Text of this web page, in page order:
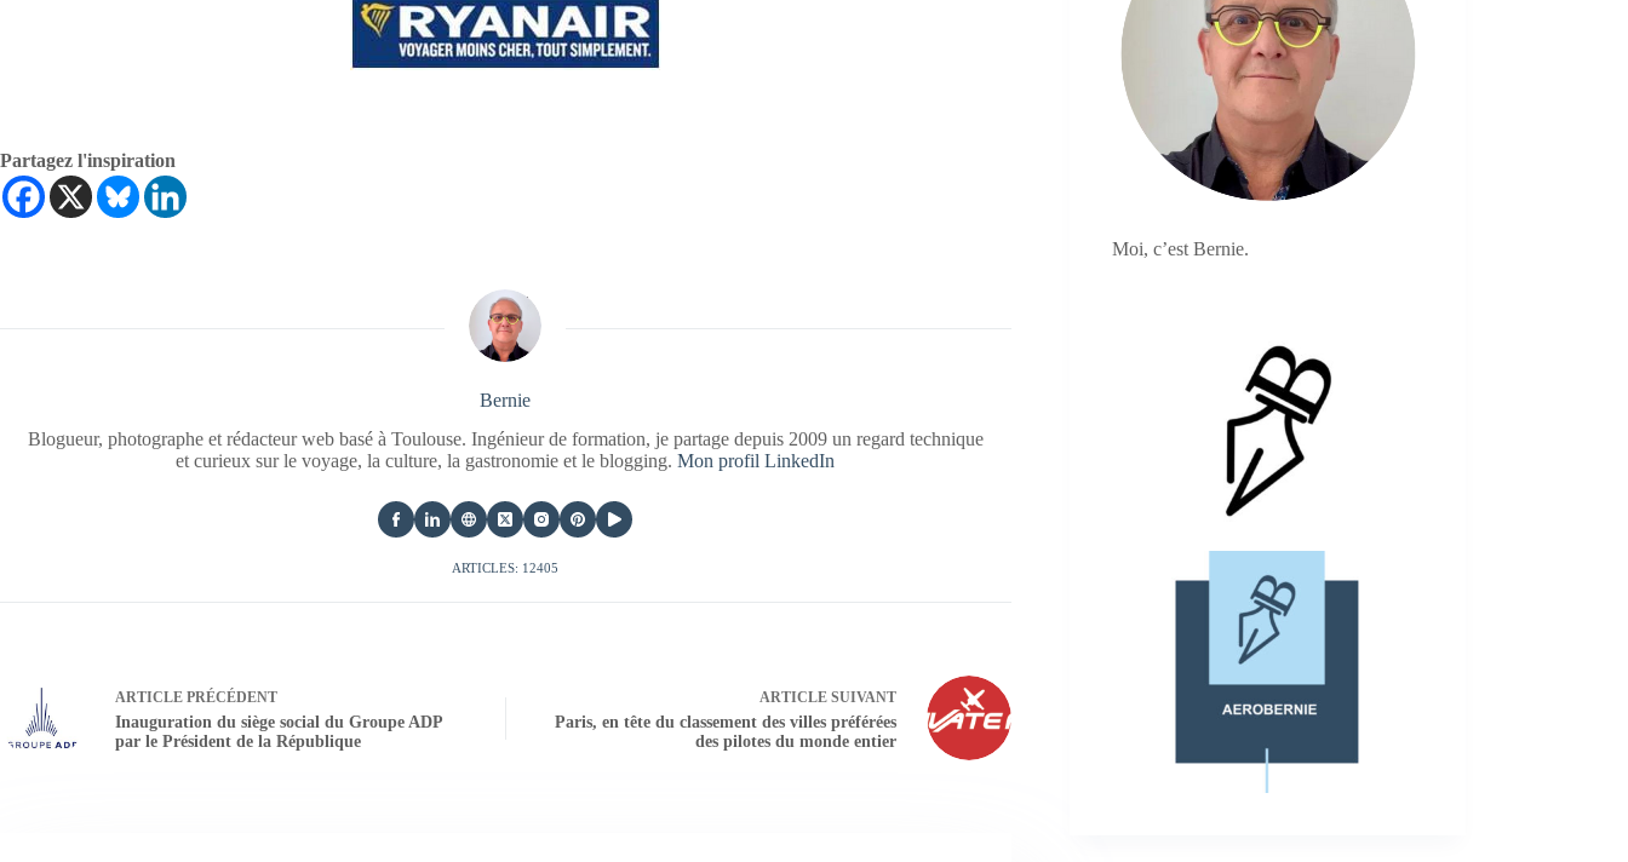
Partagez l'inspiration
Bernie
Blogueur, photographe et rédacteur web basé à Toulouse. Ingénieur de formation, je partage depuis 2009 un regard technique
et curieux sur le voyage, la culture, la gastronomie et le blogging.Mon profil LinkedIn
ARTICLES: 12405
ARTICLE PRÉCÉDENT
Inauguration du siège social du Groupe ADP
par le Président de la République
ARTICLESUIVANT
Paris, en tête du classement des villes préférées
des pilotes du monde entier
Moi, c’est Bernie.